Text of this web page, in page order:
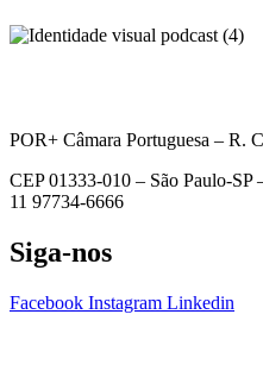
POR+ Câmara Portuguesa – R.
CEP 01333-010 – São Paulo-SP
11 97734-6666
Siga-nos
Facebook Instagram Linkedin